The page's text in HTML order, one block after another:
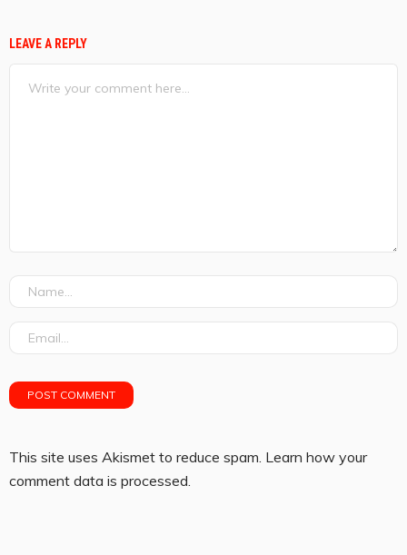
LEAVE A REPLY
This site uses Akismet to reduce spam. Learn how your
comment data is processed.